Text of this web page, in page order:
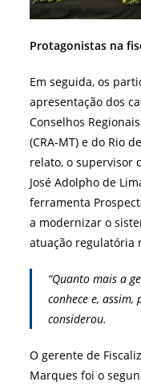
Protagonistas na
Em seguida, os
apresentação dos
Conselhos
(CRA-MT) e do Rio
relato, o supervisor
José Adolpho de
ferramenta
a modernizar o
atuação regulatória
“Quanto mais a
conhece e, assim,
considerou.
O gerente de
Marques foi o